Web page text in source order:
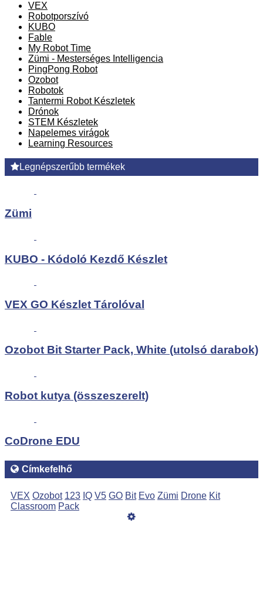
VEX
Robotporszívó
KUBO
Fable
My Robot Time
Zümi - Mesterséges Intelligencia
PingPong Robot
Ozobot
Robotok
Tantermi Robot Készletek
Drónok
STEM Készletek
Napelemes virágok
Learning Resources
Legnépszerűbb termékek
Zümi
KUBO - Kódoló Kezdő Készlet
VEX GO Készlet Tárolóval
Ozobot Bit Starter Pack, White (utolsó darabok)
Robot kutya (összeszerelt)
CoDrone EDU
Címkefelhő
VEX Ozobot 123 IQ V5 GO Bit Evo Zümi Drone Kit
Classroom Pack